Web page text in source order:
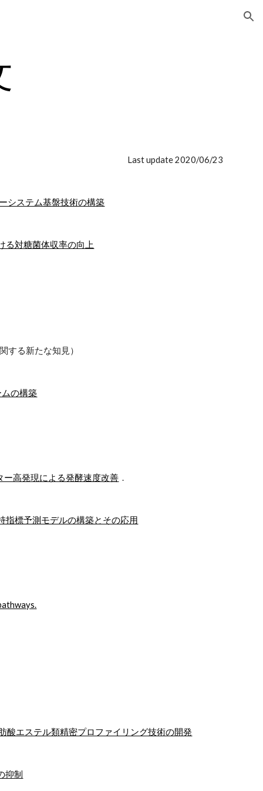
Last update 2020/06/23
システム基盤技術の構築
る対糖菌体収率の向上
する新たな知見）
の構築
高発現による発酵速度改善 ．
指標予測モデルの構築とその応用
酸エステル類精密プロファイリング技術の開発
抑制